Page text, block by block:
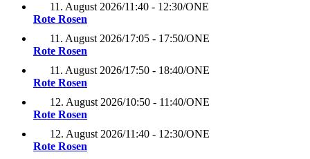
11. August 2026/11:40 - 12:30/ONE
Rote Rosen
11. August 2026/17:05 - 17:50/ONE
Rote Rosen
11. August 2026/17:50 - 18:40/ONE
Rote Rosen
12. August 2026/10:50 - 11:40/ONE
Rote Rosen
12. August 2026/11:40 - 12:30/ONE
Rote Rosen